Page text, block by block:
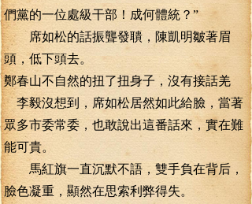
們黨的一位處級干部！成何體統？”
席如松的話振聾發聵，陳凱明皺著眉
頭，低下頭去。
鄭春山不自然的扭了扭身子，沒有接話羌
李毅沒想到，席如松居然如此給臉，當著
眾多市委常委，也敢說出這番話來，實在難
能可貴。
馬紅旗一直沉默不語，雙手負在背后，
臉色凝重，顯然在思索利弊得失。